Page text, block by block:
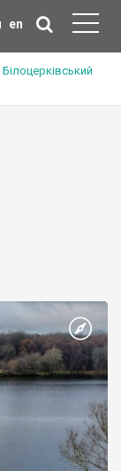
en
Білоцерківський